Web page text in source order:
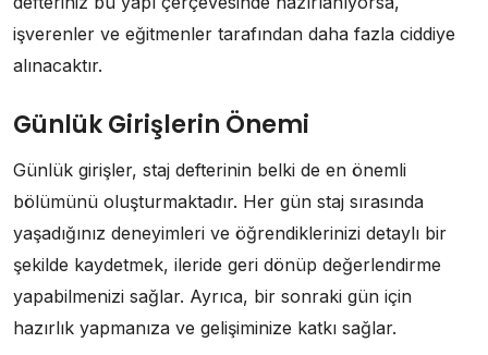
işverenler ve eğitmenler tarafından daha fazla ciddiye
alınacaktır.
Günlük Girişlerin Önemi
Günlük girişler, staj defterinin belki de en önemli
bölümünü oluşturmaktadır. Her gün staj sırasında
yaşadığınız deneyimleri ve öğrendiklerinizi detaylı bir
şekilde kaydetmek, ileride geri dönüp değerlendirme
yapabilmenizi sağlar. Ayrıca, bir sonraki gün için
hazırlık yapmanıza ve gelişiminize katkı sağlar.